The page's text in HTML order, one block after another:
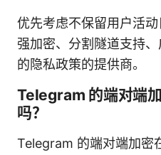
优先考虑不保留用户活
强加密、分割隧道支持
的隐私政策的提供商。
Telegram 的端对端
吗？
Telegram 的端对端加密